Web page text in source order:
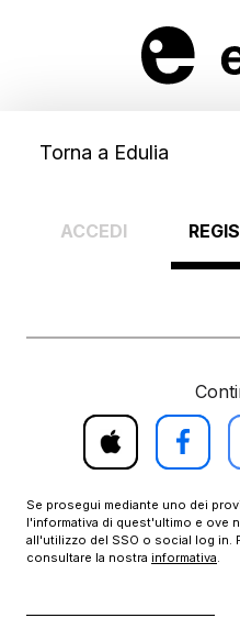
Torna a Edulia
ACCEDI
Accedi
con
Apple
Accedi
con
Facebook
Se prosegui mediante uno dei
l'informativa di quest'ultimo e ove
all'utilizzo del SSO o social log in.
consultare la nostra informativa.